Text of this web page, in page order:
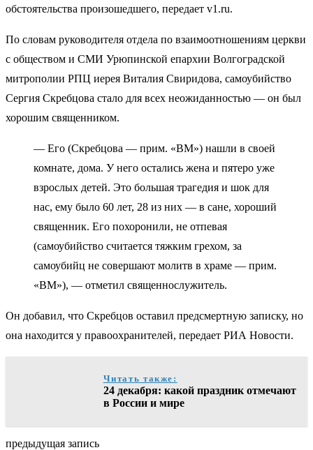
обстоятельства произошедшего, передает v1.ru.
По словам руководителя отдела по взаимоотношениям церкви
с обществом и СМИ Урюпинской епархии Волгоградской
митрополии РПЦ иерея Виталия Свиридова, самоубийство
Сергия Скребцова стало для всех неожиданностью — он был
хорошим священником.
— Его (Скребцова — прим. «ВМ») нашли в своей
комнате, дома. У него остались жена и пятеро уже
взрослых детей. Это большая трагедия и шок для
нас, ему было 60 лет, 28 из них — в сане, хороший
священник. Его похоронили, не отпевая
(самоубийство считается тяжким грехом, за
самоубийц не совершают молитв в храме — прим.
«ВМ»), — отметил священнослужитель.
Он добавил, что Скребцов оставил предсмертную записку, но
она находится у правоохранителей, передает РИА Новости.
Читать также:
24 декабря: какой праздник отмечают
в России и мире
предыдущая запись